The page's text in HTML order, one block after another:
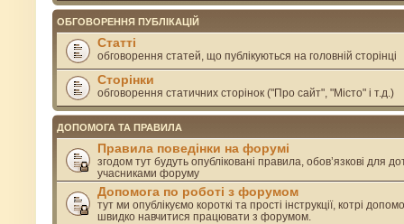
ОБГОВОРЕННЯ ПУБЛІКАЦІЙ
Статті
обговорення статей, що публікуються на головній сторінці
Сторінки
обговорення статичних сторінок ("Про сайт", "Місто" і т.д.)
ДОПОМОГА ТА ПРАВИЛА
Правила поведінки на форумі
згодом тут будуть опубліковані правила, обов’язкові для
учасниками форуму
Допомога по роботі з форумом
тут ми опублікуємо короткі та прості інструкції, котрі
швидко навчитися працювати з форумом.